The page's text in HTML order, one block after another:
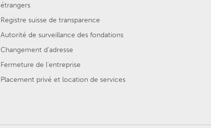
étrangers
Registre suisse de transparence
Autorité de surveillance des fondations
Changement d’adresse
Fermeture de l’entreprise
Placement privé et location de services